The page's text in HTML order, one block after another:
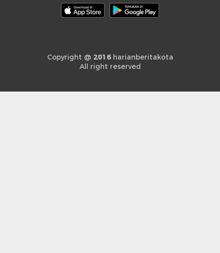
Copyright @ 2016harianberitakota
All right reserved